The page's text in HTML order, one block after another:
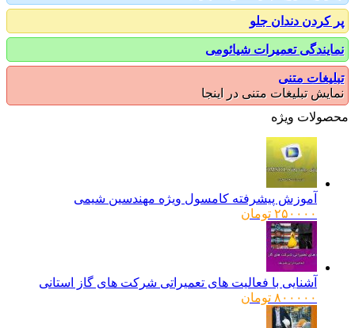
دندان جلو
تعمیرات شیائومی
متنی
تبلیغات متنی در اینجا
ویژه
آموزش پیشرفته کامسول ویژه مهندسین شیمی
۲۵۰۰۰۰ تومان
آشنایی با فعالیت های تعمیراتی شرکت های گاز استانی
۸۰۰۰۰۰ تومان